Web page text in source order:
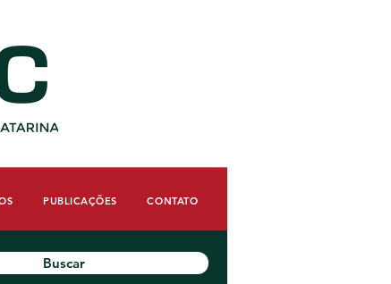
PUBLICAÇÕES CONTATO
Buscar